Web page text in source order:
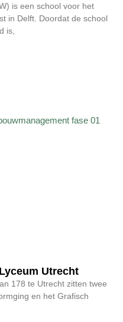
is een school voor het
in Delft. Doordat de school
is,
Utrecht
178 te Utrecht zitten twee
en het Grafisch